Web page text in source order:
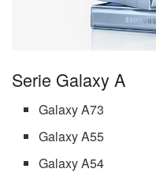
Serie Galaxy A
Galaxy A73
Galaxy A55
Galaxy A54